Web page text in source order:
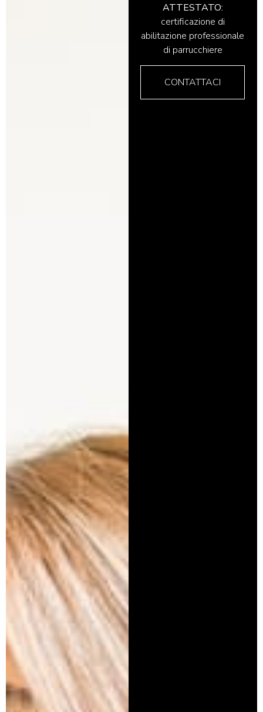
ATTESTATO:
certificazione di
abilitazione professionale
di parrucchiere
CONTATTACI